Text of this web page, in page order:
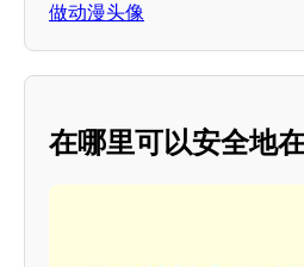
做动漫头像
在哪里可以安全地